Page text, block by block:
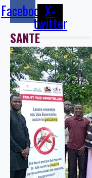
FacebookX-
twitter
SANTE